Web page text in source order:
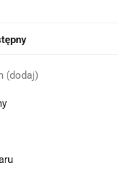
(dodaj)